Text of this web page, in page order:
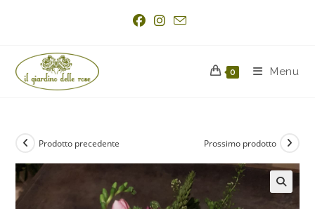
0 Menu
Prodotto precedente Prossimo prodotto
🔍